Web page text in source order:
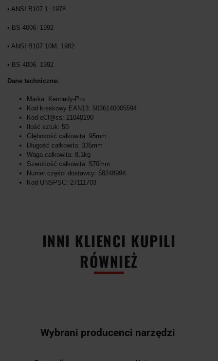
• ANSI B107.1: 1978
• BS 4006: 1992
• ANSI B107.10M: 1982
• BS 4006: 1992
Dane techniczne:
Marka: Kennedy-Pro
Kod kreskowy EAN13: 5036140005594
Kod eCl@ss: 21040190
Ilość sztuk: 50
Głębokość całkowita: 95mm
Długość całkowita: 335mm
Waga całkowita: 8,1kg
Szerokość całkowita: 570mm
Numer części dostawcy: 5824899K
Kod UNSPSC: 27111703
INNI KLIENCI KUPILI
RÓWNIEŻ
Wybrani producenci narzędzi